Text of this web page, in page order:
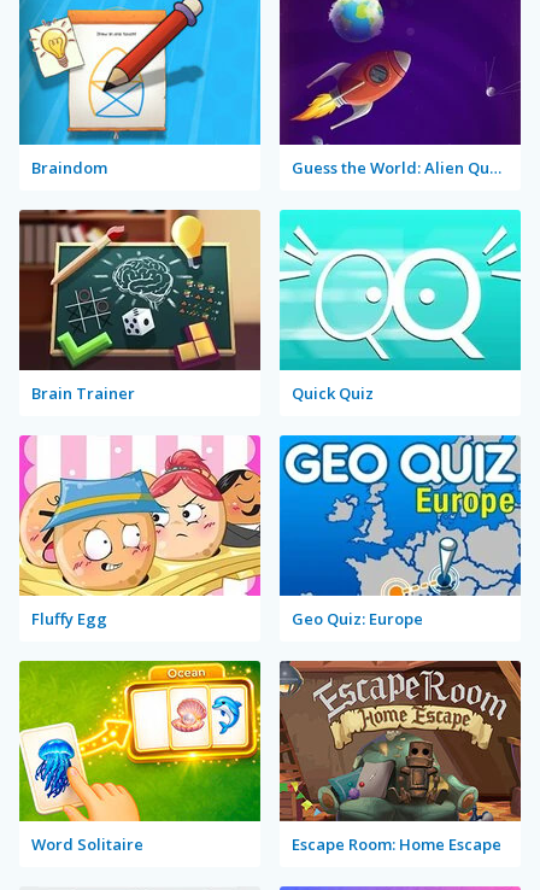
Braindom Guess the World: Alien Quest
Brain Trainer Quick Quiz
Fluffy Egg Geo Quiz: Europe
Word Solitaire Escape Room: Home Escape